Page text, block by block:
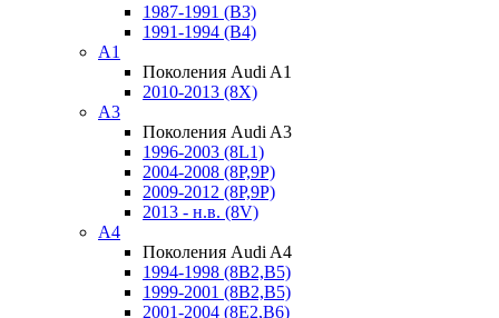
1987-1991 (B3)
1991-1994 (B4)
A1
Поколения Audi A1
2010-2013 (8X)
A3
Поколения Audi A3
1996-2003 (8L1)
2004-2008 (8P,9P)
2009-2012 (8P,9P)
2013 - н.в. (8V)
A4
Поколения Audi A4
1994-1998 (8B2,B5)
1999-2001 (8B2,B5)
2001-2004 (8E2,B6)